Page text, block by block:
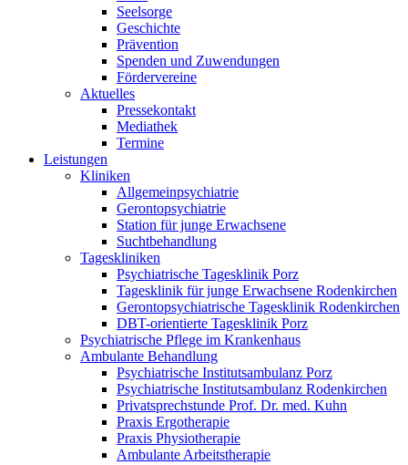
Seelsorge
Geschichte
Prävention
Spenden und Zuwendungen
Fördervereine
Aktuelles
Pressekontakt
Mediathek
Termine
Leistungen
Kliniken
Allgemeinpsychiatrie
Gerontopsychiatrie
Station für junge Erwachsene
Suchtbehandlung
Tageskliniken
Psychiatrische Tagesklinik Porz
Tagesklinik für junge Erwachsene Rodenkirchen
Gerontopsychiatrische Tagesklinik Rodenkirchen
DBT-orientierte Tagesklinik Porz
Psychiatrische Pflege im Krankenhaus
Ambulante Behandlung
Psychiatrische Institutsambulanz Porz
Psychiatrische Institutsambulanz Rodenkirchen
Privatsprechstunde Prof. Dr. med. Kuhn
Praxis Ergotherapie
Praxis Physiotherapie
Ambulante Arbeitstherapie